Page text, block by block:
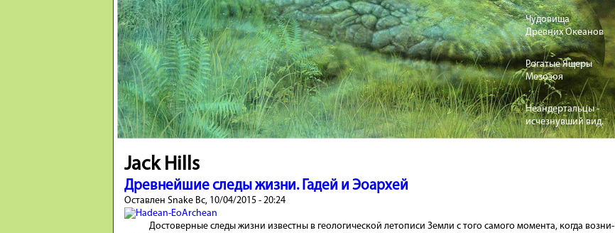
Чудовища
Древних Океанов
Рогатые Ящеры
Мезозоя
Неандертальцы -
исчезнувший вид.
Jack Hills
Древнейшие следы жизни. Гадей и Эоархей
Оставлен SnakeВс, 10/04/2015 - 20:24
Достоверные сле­ды жизни известны в геологической летописи Земли с того самого момента, когда возни­